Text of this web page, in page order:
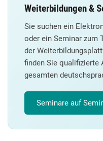
Weiterbildungen &
Sie suchen ein
oder ein Seminar zum
der
finden Sie qualifizierte
gesamten
Seminare auf